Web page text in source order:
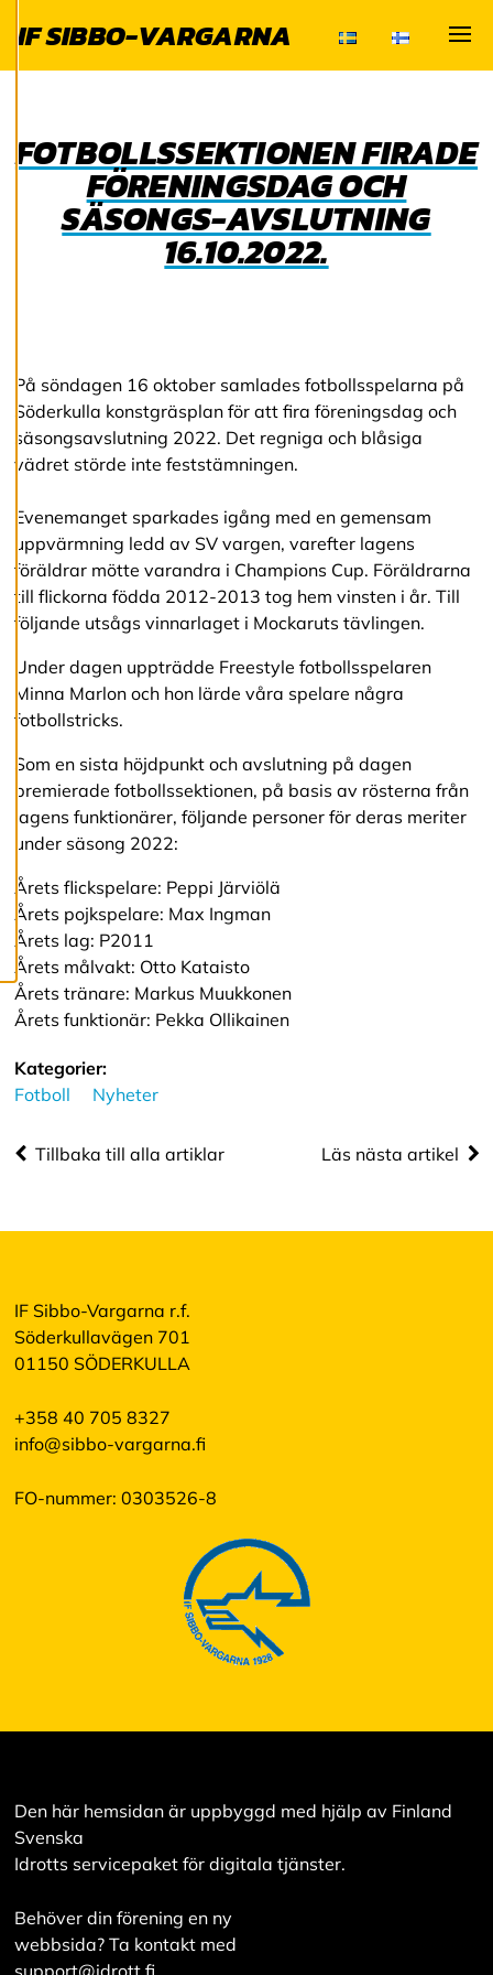
tillhandahålla
innehåll som är
dina
cookiepreferenser
och kan ändra dem
när som helst. Läs
d
i
g
e
r
c
o
o
k
i
e
s
A
v
v
s
a
a
l
l
A
c
c
e
p
e
r
a
o
e
s
IF SIBBO-VARGARNA
FOTBOLLSSEKTIONEN FIRADE
FÖRENINGSDAG OCH
SÄSONGS-AVSLUTNING
16.10.2022.
På söndagen 16 oktober samlades fotbollsspelarna på
Söderkulla konstgräsplan för att fira föreningsdag och
säsongsavslutning 2022. Det regniga och blåsiga
vädret störde inte feststämningen.
Evenemanget sparkades igång med en gemensam
uppvärmning ledd av SV vargen, varefter lagens
föräldrar mötte varandra i Champions Cup. Föräldrarna
till flickorna födda 2012-2013 tog hem vinsten i år. Till
följande utsågs vinnarlaget i Mockaruts tävlingen.
Under dagen uppträdde Freestyle fotbollsspelaren
Minna Marlon och hon lärde våra spelare några
fotbollstricks.
Som en sista höjdpunkt och avslutning på dagen
premierade fotbollssektionen, på basis av rösterna från
lagens funktionärer, följande personer för deras meriter
under säsong 2022:
Årets flickspelare: Peppi Järviölä
Årets pojkspelare: Max Ingman
Årets lag: P2011
Årets målvakt: Otto Kataisto
Årets tränare: Markus Muukkonen
Årets funktionär: Pekka Ollikainen
Kategorier:
Fotboll
Nyheter
Tillbaka till alla artiklar Läs nästa artikel
IF Sibbo-Vargarna r.f.
Söderkullavägen 701
01150 SÖDERKULLA
+358 40 705 8327
info@sibbo-vargarna.fi
FO-nummer: 0303526-8
Den här hemsidan är uppbyggd med hjälp av Finland
Svenska
Idrotts servicepaket för digitala tjänster.
Behöver din förening en ny
webbsida? Ta kontakt med